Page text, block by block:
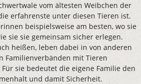
vom ältesten Weibchen der
erfahrenste unter diesen Tieren ist.
beispielsweise am besten, wo sie
sie sie gemeinsam sicher erlegen.
heißen, leben dabei in von anderen
Familienverbänden mit Tieren
sie bedeutet die eigene Familie den
und damit Sicherheit.